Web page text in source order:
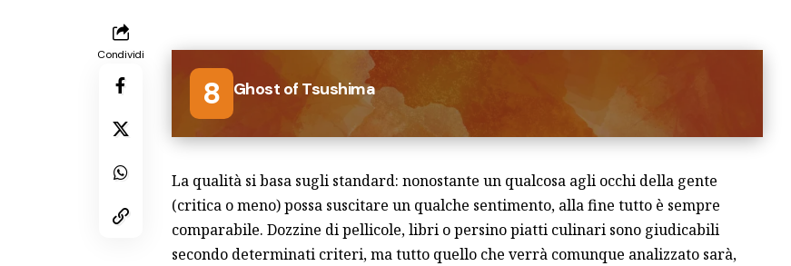
Condividi
8 Ghost of Tsushima
La qualità si basa sugli standard: nonostante un qualcosa agli occhi della gente
(critica o meno) possa suscitare un qualche sentimento, alla fine tutto è sempre
comparabile. Dozzine di pellicole, libri o persino piatti culinari sono giudicabili
secondo determinati criteri, ma tutto quello che verrà comunque analizzato sarà,